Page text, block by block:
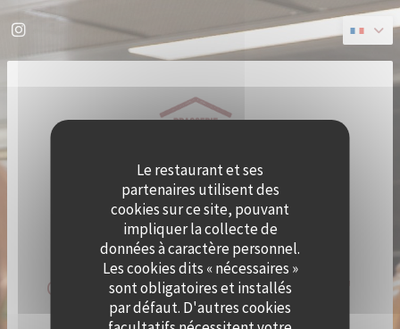
Personnalisation de vos choix en matière de cookies
Le restaurant et ses
partenaires utilisent des
cookies sur ce site, pouvant
impliquer la collecte de
données à caractère personnel.
Les cookies dits « nécessaires »
sont obligatoires et installés
par défaut. D'autres cookies
Instagram ((ouvre une nouvelle fenêtre))
QUAI OUEST DEVIENT CRAMAT'
LE TEMPS D'UN ÉTÉ !